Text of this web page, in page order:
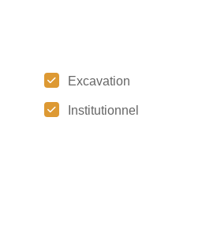
Excavation
Institutionnel